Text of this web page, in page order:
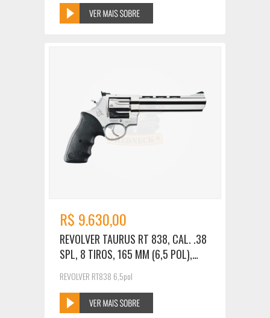
R$ 9.630,00
REVOLVER TAURUS RT 838, CAL. .38
SPL, 8 TIROS, 165 MM (6,5 POL),
REVOLVER RT838 6,5pol